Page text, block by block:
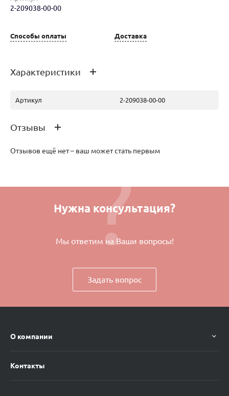
Наименование товара
Серьги (30127074) 0
2-209038-00-00
Способы оплаты Доставка
Характеристики
Артикул 2-209038-00-00
Отзывы
Отзывов ещё нет – ваш может стать первым
Нужна консультация?
Мы ответим на Ваши вопросы!
Задать вопрос
О компании
Контакты